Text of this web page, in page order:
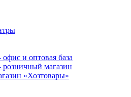
и оптовая база
розничный магазин
«Хозтовары»